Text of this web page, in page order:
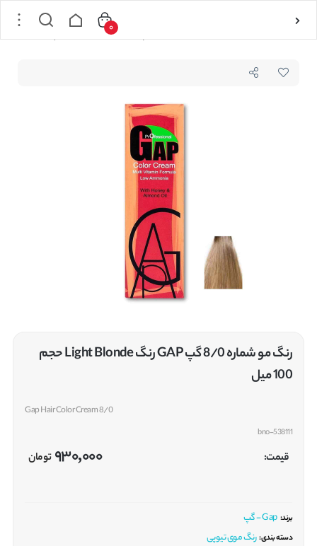
رنگ مو شماره 8/0 گپ GAP رنگ Light Blonde حجم 100 میل
0
رنگ مو شماره 8/0 گپ GAP رنگ Light Blonde حجم
100 میل
Gap Hair Color Cream 8/0
bno-538111
قیمت: 930,000 تومان
برند: Gap - گپ
دسته بندی: رنگ موی تیوپی